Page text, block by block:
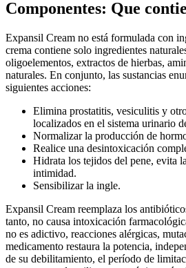
Componentes: Que
Expansil Cream no está formulada con
crema contiene solo ingredientes
oligoelementos, extractos de hierbas,
naturales. En conjunto, las sustancias
siguientes acciones:
Elimina prostatitis, vesiculitis y
localizados en el sistema urinario
Normalizar la producción de
Realice una desintoxicación
Hidrata los tejidos del pene, evita
intimidad.
Sensibilizar la ingle.
Expansil Cream reemplaza los
tanto, no causa intoxicación
no es adictivo, reacciones alérgicas,
medicamento restaura la potencia,
de su debilitamiento, el período de